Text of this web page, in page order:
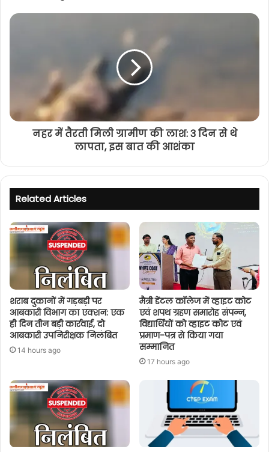
नहर में तैरती मिली ग्रामीण की लाश: 3 दिन से थे
लापता, इस बात की आशंका
Related Articles
शराब दुकानों में गड़बड़ी पर
आबकारी विभाग का एक्शन: एक
ही दिन तीन बड़ी कार्रवाई, दो
आबकारी उपनिरीक्षक निलंबित
14 hours ago
मैत्री डेंटल कॉलेज में व्हाइट कोट
एवं शपथ ग्रहण समारोह संपन्न,
विद्यार्थियों को व्हाइट कोट एवं
प्रमाण-पत्र से किया गया
सम्मानित
17 hours ago